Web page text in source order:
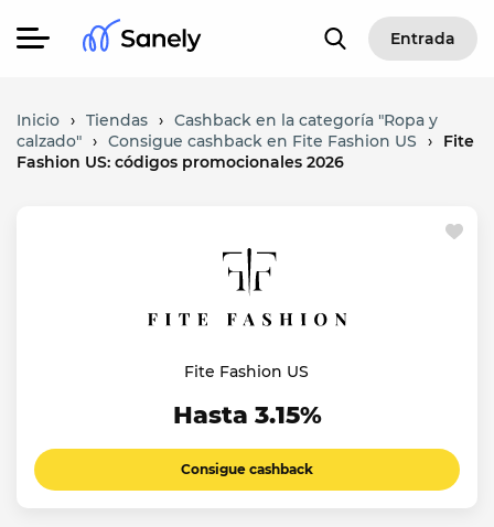
Entrada
Inicio › Tiendas › Cashback en la categoría "Ropa y
calzado" › Consigue cashback en Fite Fashion US ›
Fite
Fashion US: códigos promocionales 2026
Fite Fashion US
Hasta 3.15%
Consigue cashback